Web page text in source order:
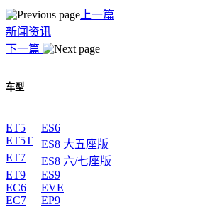
上一篇
新闻资讯
下一篇
车型
ET5
ET5T
ET7
ET9
EC6
EC7
ES6
ES8 大五座版
ES8 六/七座版
ES9
EVE
EP9